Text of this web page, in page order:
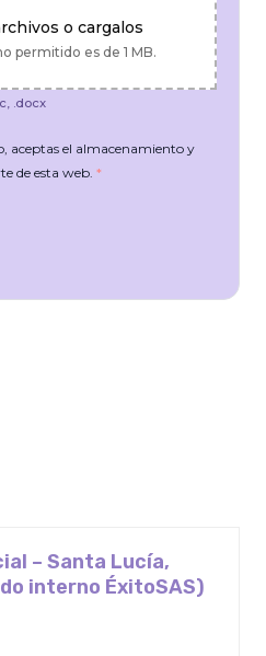
o cargalos
permitido es de 1 MB.
.docx
aceptas el almacenamiento y
de esta web. *
– Santa Lucía,
interno ÉxitoSAS)